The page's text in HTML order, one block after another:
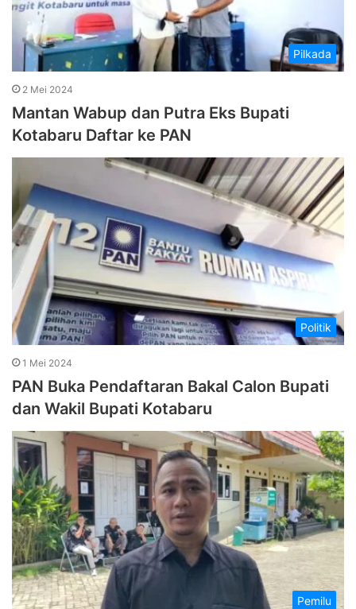
Pilkada
2 Mei 2024
Mantan Wabup dan Putra Eks Bupati
Kotabaru Daftar ke PAN
Politik
1 Mei 2024
PAN Buka Pendaftaran Bakal Calon Bupati
dan Wakil Bupati Kotabaru
Pemilu